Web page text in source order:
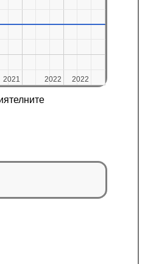
2021
2021 2022
2022 2022
2022